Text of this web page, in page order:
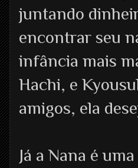
juntando
encontrar seu
infância mais
Hachi, e
amigos, ela
Já a Nana é